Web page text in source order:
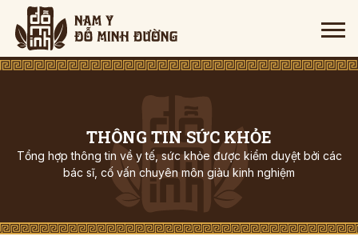
THÔNG TIN SỨC KHỎE
Tổng hợp thông tin về y tế, sức khỏe được kiểm duyệt bởi các
bác sĩ, cố vấn chuyên môn giàu kinh nghiệm